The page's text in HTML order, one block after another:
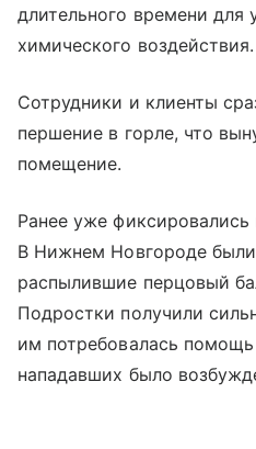
длительного времени для
химического воздействия.
Сотрудники и клиенты
першение в горле, что
помещение.
Ранее уже фиксировались
В Нижнем Новгороде
распылившие перцовый
Подростки получили
им потребовалась
нападавших было